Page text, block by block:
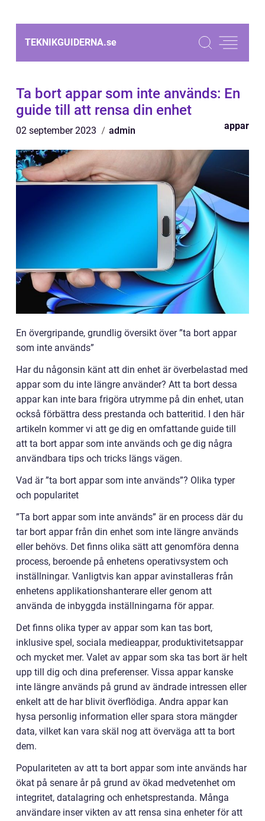
TEKNIKGUIDERNA.se
Ta bort appar som inte används: En
guide till att rensa din enhet
02 september 2023 admin appar
En övergripande, grundlig översikt över ”ta bort appar
som inte används”
Har du någonsin känt att din enhet är överbelastad med
appar som du inte längre använder? Att ta bort dessa
appar kan inte bara frigöra utrymme på din enhet, utan
också förbättra dess prestanda och batteritid. I den här
artikeln kommer vi att ge dig en omfattande guide till
att ta bort appar som inte används och ge dig några
användbara tips och tricks längs vägen.
Vad är ”ta bort appar som inte används”? Olika typer
och popularitet
”Ta bort appar som inte används” är en process där du
tar bort appar från din enhet som inte längre används
eller behövs. Det finns olika sätt att genomföra denna
process, beroende på enhetens operativsystem och
inställningar. Vanligtvis kan appar avinstalleras från
enhetens applikationshanterare eller genom att
använda de inbyggda inställningarna för appar.
Det finns olika typer av appar som kan tas bort,
inklusive spel, sociala medieappar, produktivitetsappar
och mycket mer. Valet av appar som ska tas bort är helt
upp till dig och dina preferenser. Vissa appar kanske
inte längre används på grund av ändrade intressen eller
enkelt att de har blivit överflödiga. Andra appar kan
hysa personlig information eller spara stora mängder
data, vilket kan vara skäl nog att överväga att ta bort
dem.
Populariteten av att ta bort appar som inte används har
ökat på senare år på grund av ökad medvetenhet om
integritet, datalagring och enhetsprestanda. Många
användare inser vikten av att rensa sina enheter för att